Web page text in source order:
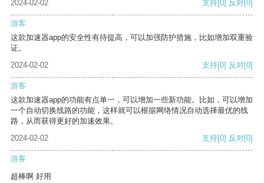
2024-02-02 支持 [0] 反对 [0]
游客
这款加速器app的安全性有待提高，可以加强防护措施，比如增加双重验
证。
2024-02-02
支持[0] 反对[0]
游客
这款加速器app的功能有点单一，可以增加一些新功能。比如，可以增加
一个自动切换线路的功能，这样就可以根据网络情况自动选择最优的线
路，从而获得更好的加速效果。
2024-02-02
支持[0] 反对[0]
游客
超棒啊 好用